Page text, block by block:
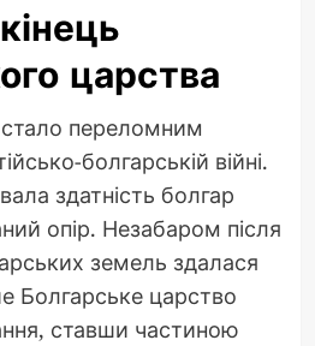
царства
переломним
болгарській війні.
здатність болгар
опір. Незабаром після
земель здалася
Болгарське царство
ставши частиною